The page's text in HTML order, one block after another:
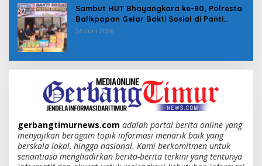
Sambut HUT Bhayangkara ke-80, Polresta
Balikpapan Gelar Bakti Sosial di Panti
Asuhan Jabal Rahmah
26 Juni 2026
gerbangtimurnews.com adalah portal berita online yang
menyajikan beragam topik informasi menarik baik yang
berskala lokal, hingga nasional. Kami berkomitmen untuk
senantiasa menghadirkan berita-berita terkini yang tentunya